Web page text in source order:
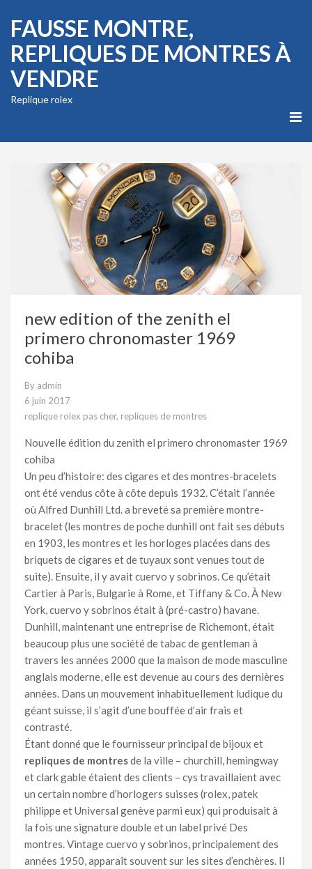
FAUSSE MONTRE,
REPLIQUES DE MONTRES À
VENDRE
Replique rolex
new edition of the zenith el
primero chronomaster 1969
cohiba
By admin
6 juin 2017
replique rolex pas cher, repliques de montres
Nouvelle édition du zenith el primero chronomaster 1969
cohiba
Un peu d’histoire: des cigares et des montres-bracelets
ont été vendus côte à côte depuis 1932. C’était l’année
où Alfred Dunhill Ltd. a breveté sa première montre-
bracelet (les montres de poche dunhill ont fait ses débuts
en 1903, les montres et les horloges placées dans des
briquets de cigares et de tuyaux sont venues tout de
suite). Ensuite, il y avait cuervo y sobrinos. Ce qu’était
Cartier à Paris, Bulgarie à Rome, et Tiffany & Co. À New
York, cuervo y sobrinos était à (pré-castro) havane.
Dunhill, maintenant une entreprise de Richemont, était
beaucoup plus une société de tabac de gentleman à
travers les années 2000 que la maison de mode masculine
anglais moderne, elle est devenue au cours des dernières
années. Dans un mouvement inhabituellement ludique du
géant suisse, il s’agit d’une bouffée d’air frais et
contrasté.
Étant donné que le fournisseur principal de bijoux et
repliques de montresde la ville – churchill, hemingway
et clark gable étaient des clients – cys travaillaient avec
un certain nombre d’horlogers suisses (rolex, patek
philippe et Universal genève parmi eux) qui produisait à
la fois une signature double et un label privé Des
montres. Vintage cuervo y sobrinos, principalement des
années 1950, apparaît souvent sur les sites d’enchères. Il